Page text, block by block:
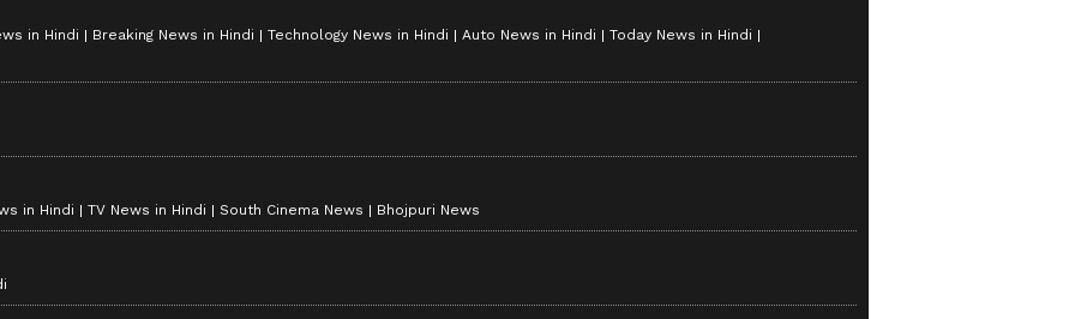
in Hindi Breaking News in Hindi Technology News in Hindi Auto News in Hindi
Today News in Hindi
in Hindi TV News in Hindi South Cinema News Bhojpuri News